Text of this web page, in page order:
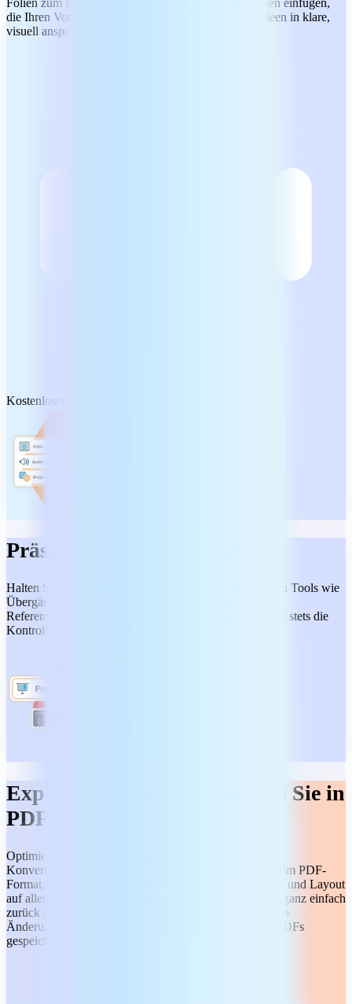
die Ihren Vortrag untermalen. Verwandeln Sie Ihre Ideen in klare,
visuell ansprechende Präsentationen.
Kostenloser Download
Präsentieren Sie wie ein Profi
Halten Sie professionelle Präsentationen mit intelligenten Tools wie
Übergängen, Übungen zum zeitlichen Ablauf und
Referentenansicht. So haben Sie mit nur wenigen Klicks stets die
Kontrolle über Ihre Inhalte.
Exportieren und konvertieren Sie in
PDF
Optimieren Sie Ihren Arbeitsablauf mit soliden PDF-
Konvertierungstools. Speichern Sie Ihre Präsentationen im PDF-
Format, um sie zu schützen und ein einheitliches Design und Layout
auf allen Geräten zu bewahren. Konvertieren Sie PDFs ganz einfach
zurück in bearbeitbare Präsentationen und nehmen Sie so
Änderungen an Dokumenten vor, die ursprünglich als PDFs
gespeichert wurden.